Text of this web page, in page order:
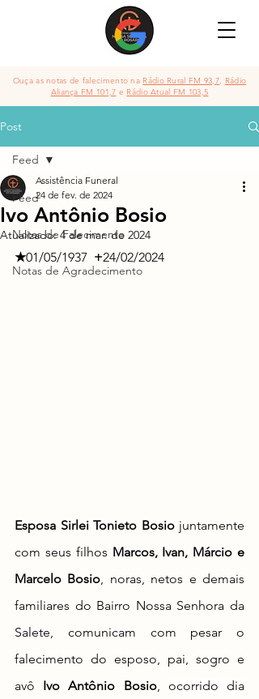
Ouça as notas de falecimento na Rádio Rural FM 93,7, Rádio
Aliança FM 101,7 e Rádio Atual FM 103,5
Post
Feed
Notas de Falecimento
Notas de Agradecimento
Feed
Ivo Antônio Bosio
Assistência Funeral
24 de fev. de 2024
Atualizado:4 de mar. de 2024
★01/05/1937
  +
24/02/2024
Esposa Sirlei Tonieto Bosio juntamente
com seus filhos Marcos, Ivan, Márcio e
Marcelo Bosio, noras, netos e demais
familiares do Bairro Nossa Senhora da
Salete, comunicam com pesar o
falecimento do esposo, pai, sogro e
avô Ivo Antônio Bosio, ocorrido dia